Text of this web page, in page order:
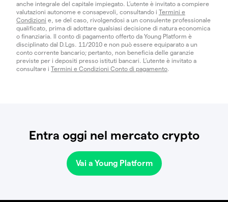
anche integrale del capitale impiegato. L’utente è invitato a compiere
valutazioni autonome e consapevoli, consultando i Termini e
Condizioni e, se del caso, rivolgendosi a un consulente professionale
qualificato, prima di adottare qualsiasi decisione di natura economica
o finanziaria. Il conto di pagamento offerto da Young Platform è
disciplinato dal D.Lgs. 11/2010 e non può essere equiparato a un
conto corrente bancario; pertanto, non beneficia delle garanzie
previste per i depositi presso istituti bancari. L’utente è invitato a
consultare i Termini e Condizioni Conto di pagamento.
Entra oggi nel mercato crypto
Vai a Young Platform